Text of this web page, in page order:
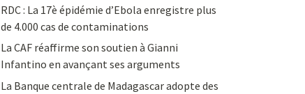
RDC : La 17è épidémie d’Ebola enregistre plus
de 4.000 cas de contaminations
La CAF réaffirme son soutien à Gianni
Infantino en avançant ses arguments
La Banque centrale de Madagascar adopte des